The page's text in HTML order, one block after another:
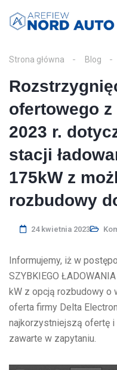
Strona główna Blog
ofertowego
2023 r.
stacji
175kW z
rozbudowy
24 kwietnia 2023
Informujemy, iż w
SZYBKIEGO
kW z opcją rozbudowy o
oferta firmy Delta
najkorzystniejszą ofertę
zawarte w zapytaniu.